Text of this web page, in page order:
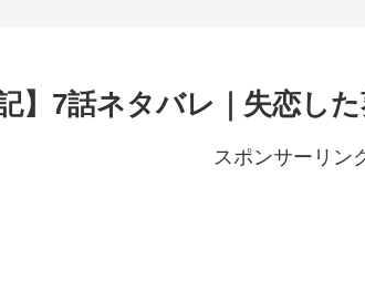
記】7話ネタバレ｜失恋し
スポンサーリン